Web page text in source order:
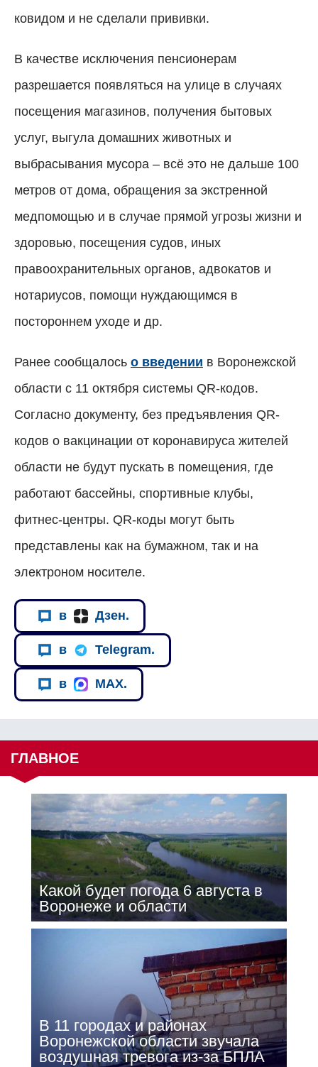
ковидом и не сделали прививки.
В качестве исключения пенсионерам
разрешается появляться на улице в случаях
посещения магазинов, получения бытовых
услуг, выгула домашних животных и
выбрасывания мусора – всё это не дальше 100
метров от дома, обращения за экстренной
медпомощью и в случае прямой угрозы жизни и
здоровью, посещения судов, иных
правоохранительных органов, адвокатов и
нотариусов, помощи нуждающимся в
постороннем уходе и др.
Ранее сообщалось о введении в Воронежской
области с 11 октября системы QR-кодов.
Согласно документу, без предъявления QR-
кодов о вакцинации от коронавируса жителей
области не будут пускать в помещения, где
работают бассейны, спортивные клубы,
фитнес-центры. QR-коды могут быть
представлены как на бумажном, так и на
электроном носителе.
в Дзен.
в Telegram.
в MAX.
ГЛАВНОЕ
Какой будет погода 6 августа в
Воронеже и области
В 11 городах и районах
Воронежской области звучала
воздушная тревога из-за БПЛА